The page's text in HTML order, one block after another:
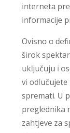
interneta
informacije
Ovisno o
širok
uključuju i
vi odlučujete
spremati. U
preglednika
zahtjeve za